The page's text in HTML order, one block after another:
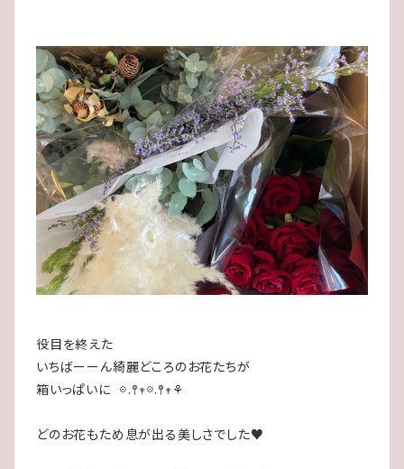
役目を終えた
いちばーーん綺麗どころのお花たちが
箱いっぱいに 𖡼.𖤣𖥧𖡼.𖤣𖥧⚘
どのお花もため息が出る美しさでした♥️